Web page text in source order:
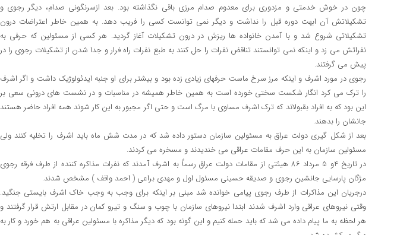
چون در خوش خدمتی و مزدوری برای معدوم صدام مرزی باقی نگذاشته بود. بعد ازسرنگونی صدام، دیگر رجوی و
تشکیلاتش آن ابهت دوره قبل را نداشت و دیگر نمی توانست کسی را فریب دهد. به همین خاطر اعتراضات درون
تشکیلاتی شروع شد و با آمدن خانواده ها ریزش در درون تشکیلات آغاز گردید. هر کسی از مسئولین که حرفی به
نفراتش می زد و اینکه نمی توانستند تناقض نفرات را حل کنند به طبع نفرات راه فرار و جدا شدن از تشکیلات رجوی را در
پیش می گرفتند.
رجوی در مورد اشرف و اینکه مرز سرخ ماست حرفهای زیادی زده بود و بیشتر برای او جنبه ایدئولوژیک داشت و اگر اشرف
را ترک می کرد انگار شکست سختی خورده است به همین خاطر همیشه در مناسبات و در نشست های درونی سعی بر
این بود که به افراد بقبولاند که ترک اشرف مساوی با مرگ است و حتی اگر مجبور به این کار شوند همه افراد حاضر هستند
جانشان را بدهند.
بعد از شکل گیری دولت عراق به مسئولین سازمان دستور داده شد که در مدت شش ماه باید اشرف را تخلیه کنند ولی
مسئولین سازمان به این حرف مقامات عراقی می خندیدند و مسخره می کردند.
در تاریخ 4و 5 مرداد 86 هیئتی از مقامات دولت عراق رسماٌ به اشرف آمدند که نفرات مذاکره کننده از طرف فرقه رجوی
مژگان پارسایی جانشین رجوی و صدیقه حسینی مسئول اول و مهدی براعی ( احمد واقف ) مشخص شدند.
درجریان این مذاکرات از طرف رجوی پیامی خوانده شد مبنی بر اینکه برای وجب به وجب خاک اشرف بایستی جنگید.
وقتی نیروهای عراقی وارد اشرف شدند ابتدا نیروهای سازمان با چوب و سنگ و تیرو کمان در مقابل ارتش قرار گرفتند و
هر لحظه به ما پیام داده می شد که باید حمله کنیم و این گونه بود که دیگر مذاکره با مسئولین عراقی به هم خورد و کار به